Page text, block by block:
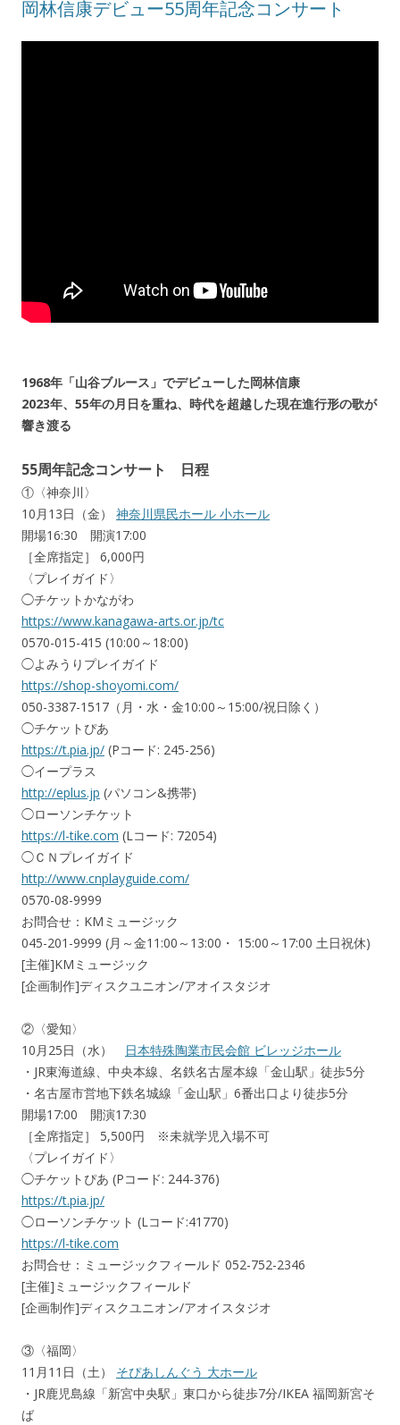
岡林信康デビュー55周年記念コンサート
1968年「山谷ブルース」でデビューした岡林信康
2023年、55年の月日を重ね、時代を超越した現在進行形の歌が
響き渡る
55周年記念コンサート 日程
①〈神奈川〉
10月13日（金） 神奈川県民ホール 小ホール
開場16:30 開演17:00
［全席指定］ 6,000円
〈プレイガイド〉
◯チケットかながわ
https://www.kanagawa-arts.or.jp/tc
0570-015-415 (10:00～18:00)
◯よみうりプレイガイド
https://shop-shoyomi.com/
050-3387-1517（月・水・金10:00～15:00/祝日除く）
◯チケットぴあ
https://t.pia.jp/ (Pコード: 245-256)
◯イープラス
http://eplus.jp (パソコン&携帯)
◯ローソンチケット
https://l-tike.com (Lコード: 72054)
◯ＣＮプレイガイド
http://www.cnplayguide.com/
0570-08-9999
お問合せ：KMミュージック
045-201-9999 (月～金11:00～13:00・ 15:00～17:00 土日祝休)
[主催]KMミュージック
[企画制作]ディスクユニオン/アオイスタジオ
②〈愛知〉
10月25日（水）
日本特殊陶業市民会館 ビレッジホール
・JR東海道線、中央本線、名鉄名古屋本線「金山駅」徒歩5分
・名古屋市営地下鉄名城線「金山駅」6番出口より徒歩5分
開場17:00 開演17:30
［全席指定］ 5,500円 ※未就学児入場不可
〈プレイガイド〉
◯チケットぴあ (Pコード: 244-376)
https://t.pia.jp/
◯ローソンチケット (Lコード:41770)
https://l-tike.com
お問合せ：ミュージックフィールド 052-752-2346
[主催]ミュージックフィールド
[企画制作]ディスクユニオン/アオイスタジオ
③〈福岡〉
11月11日（土） そぴあしんぐう 大ホール
・JR鹿児島線「新宮中央駅」東口から徒歩7分/IKEA 福岡新宮そ
ば